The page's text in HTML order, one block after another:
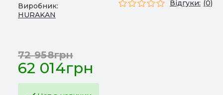
Виробник:
HURAKAN
Відгуки: (0)
62 014грн
72 958грн